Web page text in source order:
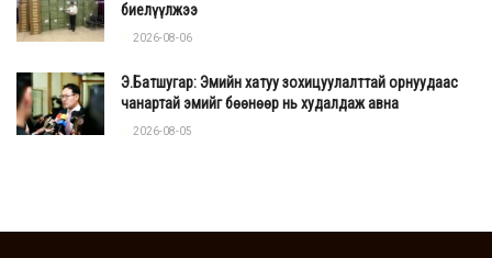
биелүүлжээ
2026-08-06
Э.Батшугар: Эмийн хатуу зохицуулалттай орнуудаас
чанартай эмийг бөөнөөр нь худалдаж авна
2026-08-05